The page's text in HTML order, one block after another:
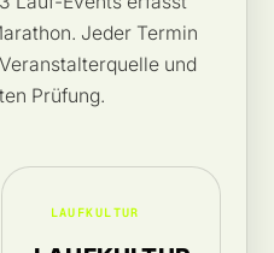
Jeder Termin
und
Prüfung.
LAUFKULTUR